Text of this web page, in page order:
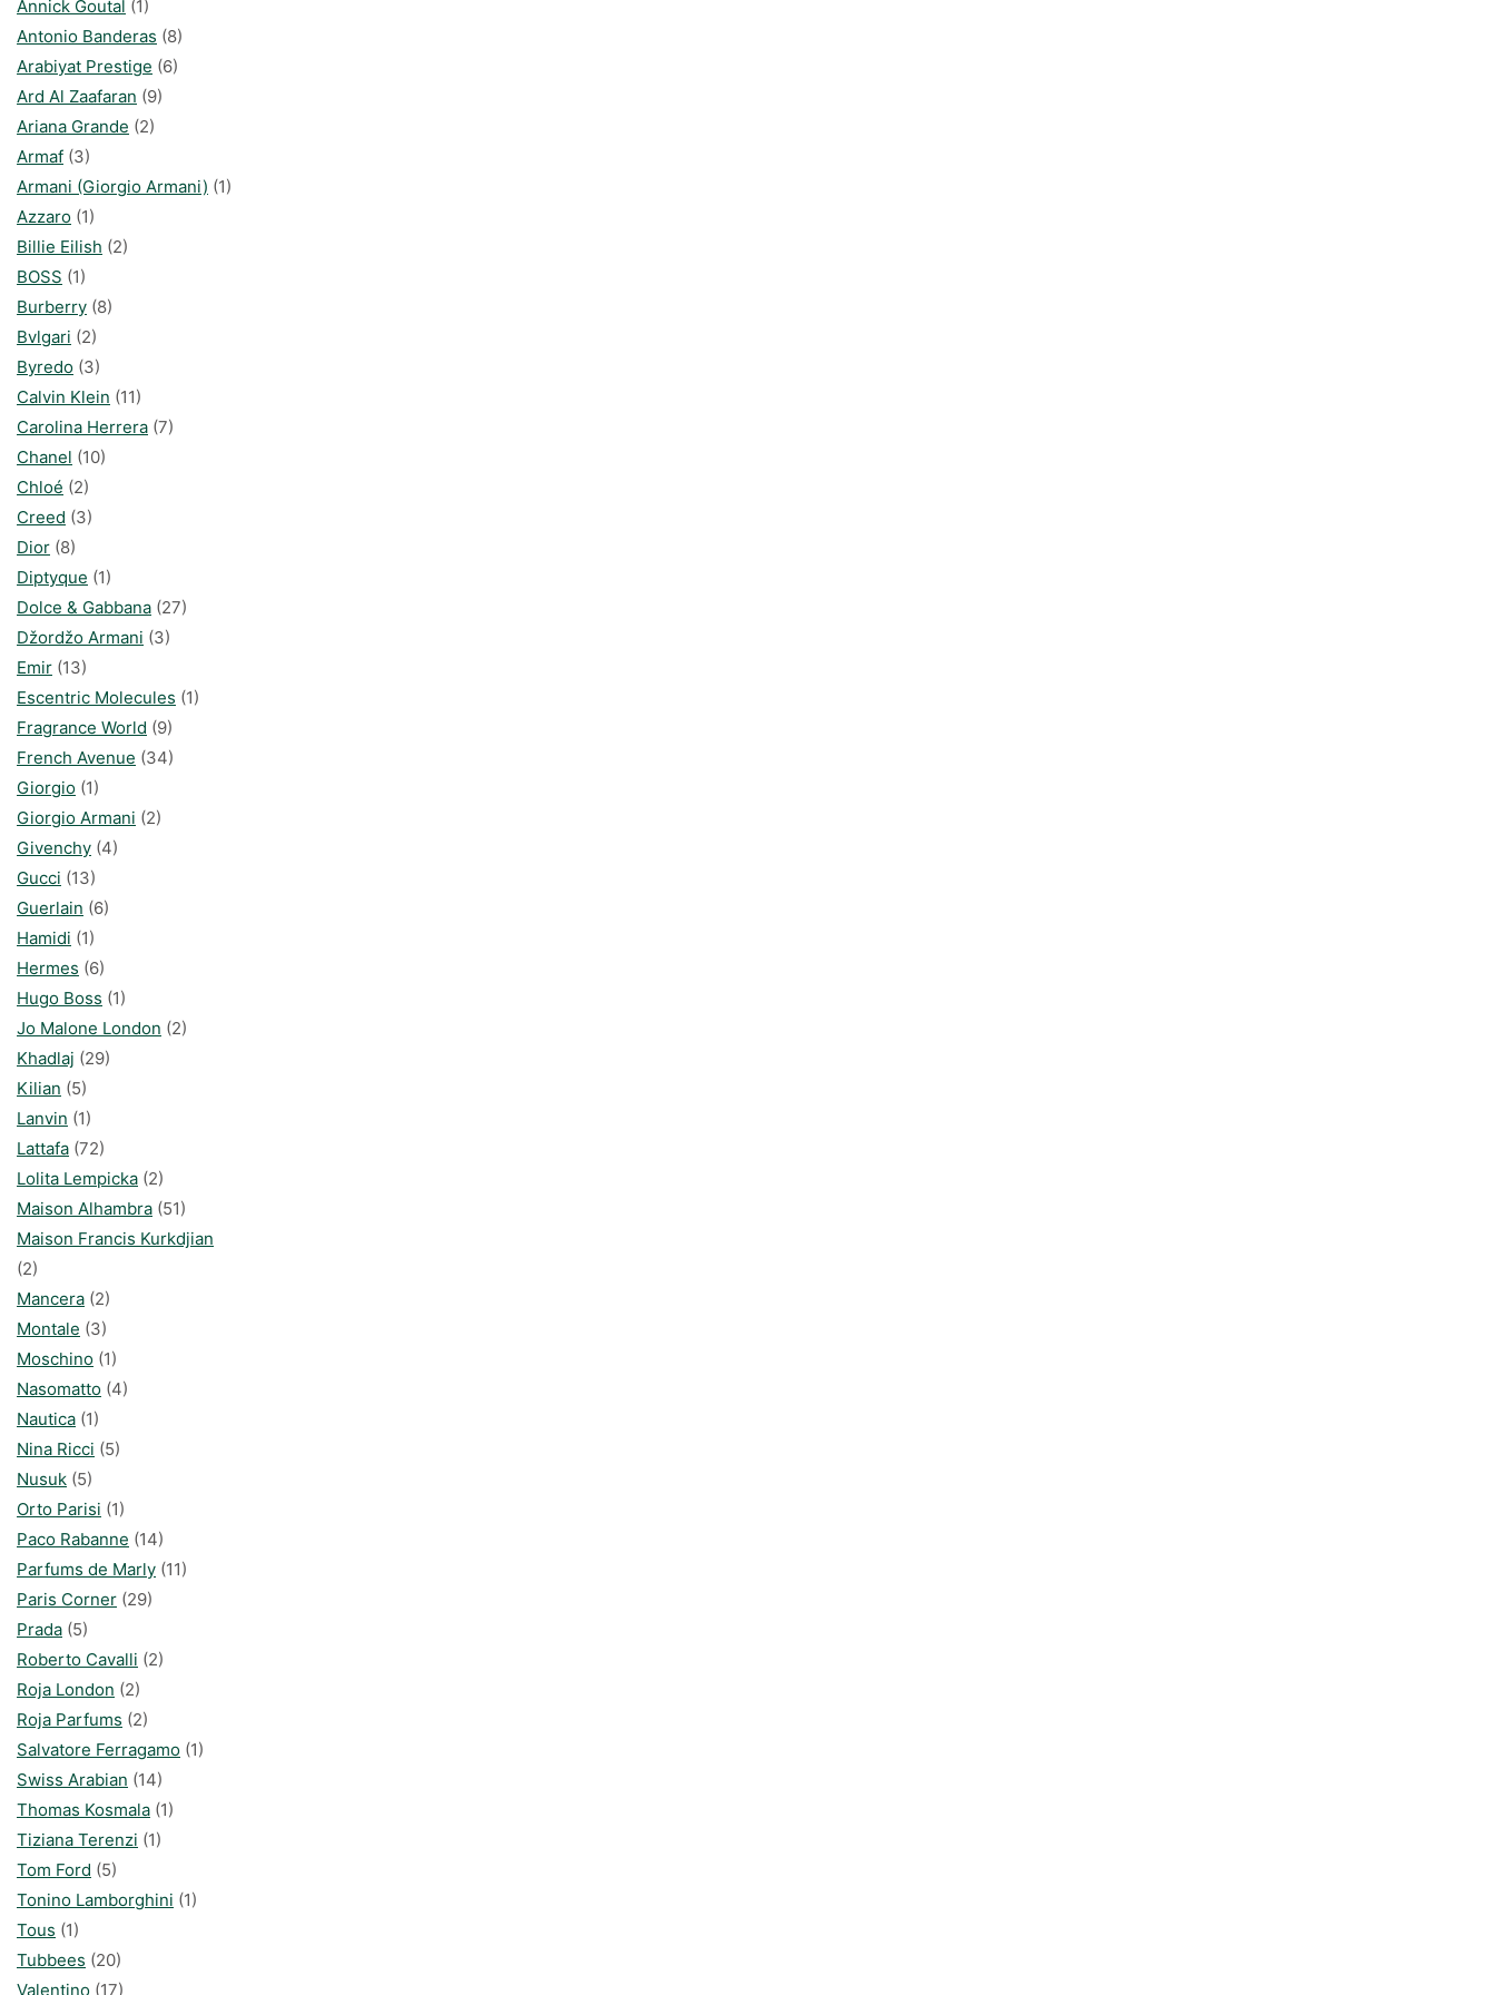
Annick Goutal (1)
Antonio Banderas (8)
Arabiyat Prestige (6)
Ard Al Zaafaran (9)
Ariana Grande (2)
Armaf (3)
Armani (Giorgio Armani) (1)
Azzaro (1)
Billie Eilish (2)
BOSS (1)
Burberry (8)
Bvlgari (2)
Byredo (3)
Calvin Klein (11)
Carolina Herrera (7)
Chanel (10)
Chloé (2)
Creed (3)
Dior (8)
Diptyque (1)
Dolce & Gabbana (27)
Džordžo Armani (3)
Emir (13)
Escentric Molecules (1)
Fragrance World (9)
French Avenue (34)
Giorgio (1)
Giorgio Armani (2)
Givenchy (4)
Gucci (13)
Guerlain (6)
Hamidi (1)
Hermes (6)
Hugo Boss (1)
Jo Malone London (2)
Khadlaj (29)
Kilian (5)
Lanvin (1)
Lattafa (72)
Lolita Lempicka (2)
Maison Alhambra (51)
Maison Francis Kurkdjian
(2)
Mancera (2)
Montale (3)
Moschino (1)
Nasomatto (4)
Nautica (1)
Nina Ricci (5)
Nusuk (5)
Orto Parisi (1)
Paco Rabanne (14)
Parfums de Marly (11)
Paris Corner (29)
Prada (5)
Roberto Cavalli (2)
Roja London (2)
Roja Parfums (2)
Salvatore Ferragamo (1)
Swiss Arabian (14)
Thomas Kosmala (1)
Tiziana Terenzi (1)
Tom Ford (5)
Tonino Lamborghini (1)
Tous (1)
Tubbees (20)
Valentino (17)